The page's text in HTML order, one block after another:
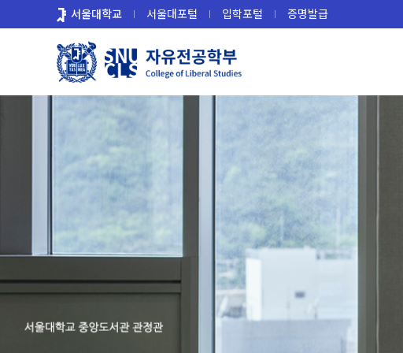
로
서울대학교 서울대포털 입학포털 증명발급